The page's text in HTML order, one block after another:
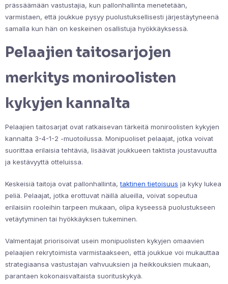
prässäämään vastustajia, kun pallonhallinta menetetään,
varmistaen, että joukkue pysyy puolustuksellisesti järjestäytyneenä
samalla kun hän on keskeinen osallistuja hyökkäyksessä.
Pelaajien taitosarjojen
merkitys moniroolisten
kykyjen kannalta
Pelaajien taitosarjat ovat ratkaisevan tärkeitä moniroolisten kykyjen
kannalta 3-4-1-2 -muotoilussa. Monipuoliset pelaajat, jotka voivat
suorittaa erilaisia tehtäviä, lisäävät joukkueen taktista joustavuutta
ja kestävyyttä otteluissa.
Keskeisiä taitoja ovat pallonhallinta,taktinen tietoisuus ja kyky lukea
peliä. Pelaajat, jotka erottuvat näillä alueilla, voivat sopeutua
erilaisiin rooleihin tarpeen mukaan, olipa kyseessä puolustukseen
vetäytyminen tai hyökkäyksen tukeminen.
Valmentajat priorisoivat usein monipuolisten kykyjen omaavien
pelaajien rekrytoimista varmistaakseen, että joukkue voi mukauttaa
strategiaansa vastustajan vahvuuksien ja heikkouksien mukaan,
parantaen kokonaisvaltaista suorituskykyä.